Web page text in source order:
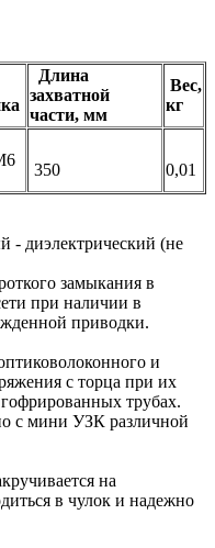
Длина
захватной
части, мм
Вес,
кг
350 0,01
- диэлектрический (не
замыкания в
при наличии в
приводки.
и
с торца при их
трубах.
с мини УЗК различной
на
в чулок и надежно